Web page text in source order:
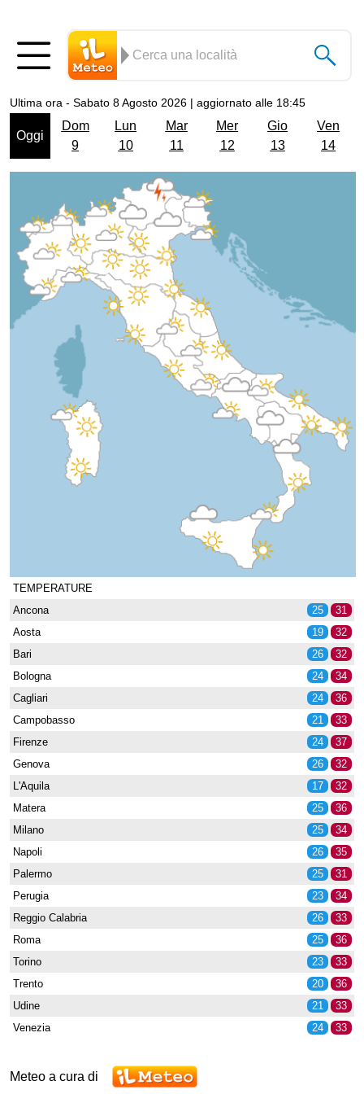
Ultima ora - Sabato 8 Agosto 2026 | aggiornato alle 18:45
Oggi
Dom
9
Lun
10
Mar
11
Mer
12
Gio
13
Ven
14
TEMPERATURE
Ancona
25
31
Aosta
19
32
Bari
26
32
Bologna
24
34
Cagliari
24
36
Campobasso
21
33
Firenze
24
37
Genova
26
32
L'Aquila
17
32
Matera
25
36
Milano
25
34
Napoli
26
35
Palermo
25
31
Perugia
23
34
Reggio Calabria
26
33
Roma
25
36
Torino
23
33
Trento
20
36
Udine
21
33
Venezia
24 33
Meteo a cura di